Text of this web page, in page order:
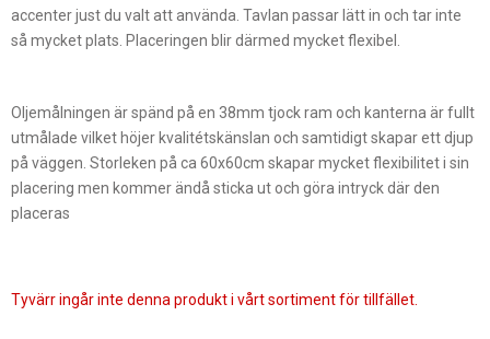
accenter just du valt att använda. Tavlan passar lätt in och tar inte
så mycket plats. Placeringen blir därmed mycket flexibel.
Oljemålningen är spänd på en 38mm tjock ram och kanterna är fullt
utmålade vilket höjer kvalitétskänslan och samtidigt skapar ett djup
på väggen. Storleken på ca 60x60cm skapar mycket flexibilitet i sin
placering men kommer ändå sticka ut och göra intryck där den
placeras
Tyvärr ingår inte denna produkt i vårt sortiment för tillfället.